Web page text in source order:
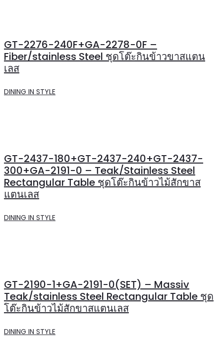
GT-2276-240F+GA-2278-0F –
Fiber/stainless Steel ชุดโต๊ะกินข้าวขาสแตน
เลส
DINING IN STYLE
GT-2437-180+GT-2437-240+GT-2437-
300+GA-2191-0 – Teak/Stainless Steel
Rectangular Table ชุดโต๊ะกินข้าวไม้สักขาส
แตนเลส
DINING IN STYLE
GT-2190-1+GA-2191-0(SET) – Massiv
Teak/stainless Steel Rectangular Table ชุด
โต๊ะกินข้าวไม้สักขาสแตนเลส
DINING IN STYLE